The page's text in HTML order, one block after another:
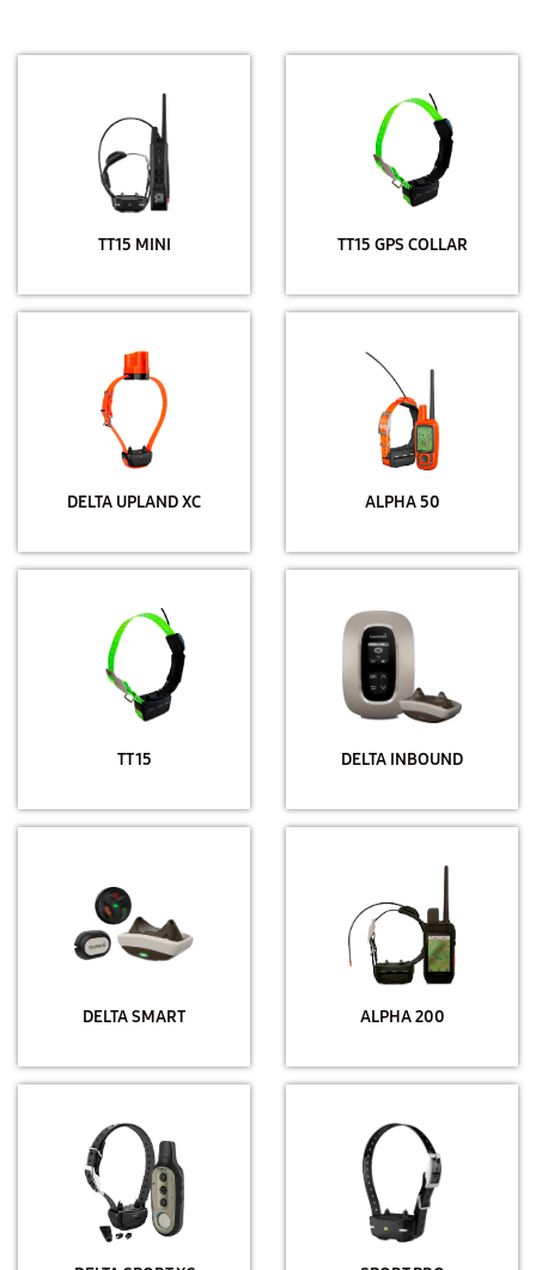
TT15 MINI TT15 GPS COLLAR
DELTA UPLAND XC ALPHA 50
TT 15 DELTA INBOUND
DELTA SMART ALPHA 200